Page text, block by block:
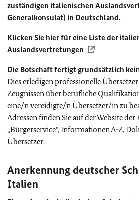
zuständigen italienischen
Generalkonsulat) in Deutschland.
Klicken Sie hier für eine Liste der
Auslandsvertretungen
Die Botschaft fertigt grundsätzlich
Dies erledigen professionelle
Zeugnissen über berufliche
eine/n vereidigte/n Übersetzer/in zu
Adressen finden Sie auf der Website
„Bürgerservice“, Informationen A-Z,
Übersetzer.
Anerkennung deutscher
Italien